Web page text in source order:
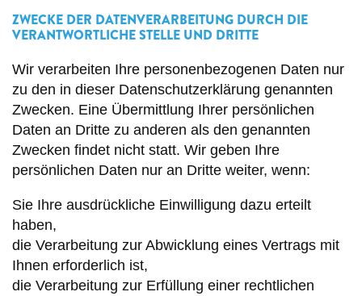
ZWECKE DER DATENVERARBEITUNG DURCH DIE
VERANTWORTLICHE STELLE UND DRITTE
Wir verarbeiten Ihre personenbezogenen Daten nur
zu den in dieser Datenschutzerklärung genannten
Zwecken. Eine Übermittlung Ihrer persönlichen
Daten an Dritte zu anderen als den genannten
Zwecken findet nicht statt. Wir geben Ihre
persönlichen Daten nur an Dritte weiter, wenn:
Sie Ihre ausdrückliche Einwilligung dazu erteilt
haben,
die Verarbeitung zur Abwicklung eines Vertrags mit
Ihnen erforderlich ist,
die Verarbeitung zur Erfüllung einer rechtlichen